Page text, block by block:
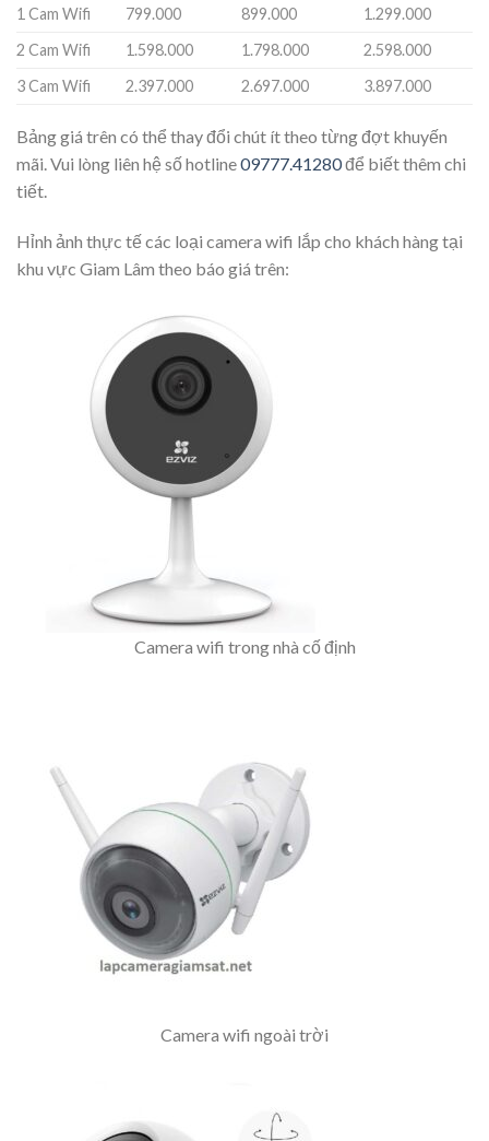
1 Cam Wifi 799.000 899.000
1.299.000
2 Cam Wifi
1.598.000 1.798.000
2.598.000
3 Cam Wifi
2.397.000 2.697.000 3.897.000
Bảng giá trên có thể thay đổi chút ít theo từng đợt khuyến
mãi. Vui lòng liên hệ số hotline09777.41280để biết thêm chi
tiết.
Hỉnh ảnh thực tế các loại camera wifi lắp cho khách hàng tại
khu vực Giam Lâm theo báo giá trên:
Camera wifi trong nhà cố định
Camera wifi ngoài trời